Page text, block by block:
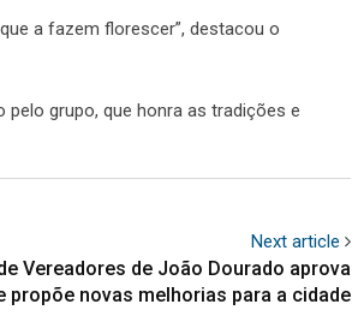
a fazem florescer”, destacou o
grupo, que honra as tradições e
Next article
Vereadores de João Dourado aprova
propõe novas melhorias para a cidade